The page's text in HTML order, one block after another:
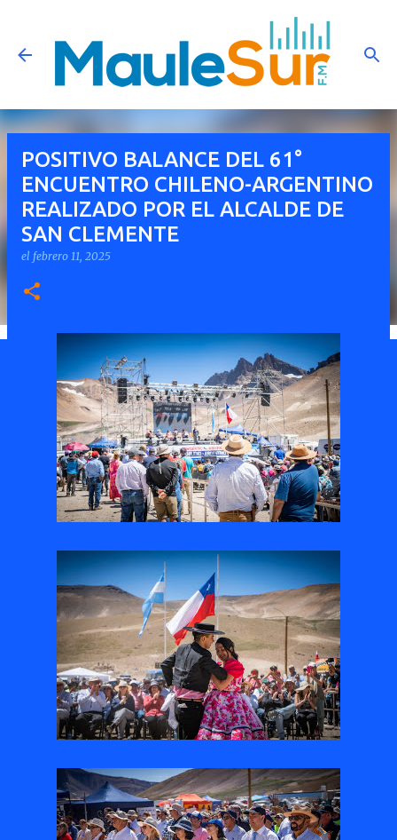
Ir al contenido principal
POSITIVO BALANCE DEL 61°
ENCUENTRO CHILENO-ARGENTINO
REALIZADO POR EL ALCALDE DE
SAN CLEMENTE
el febrero 11, 2025